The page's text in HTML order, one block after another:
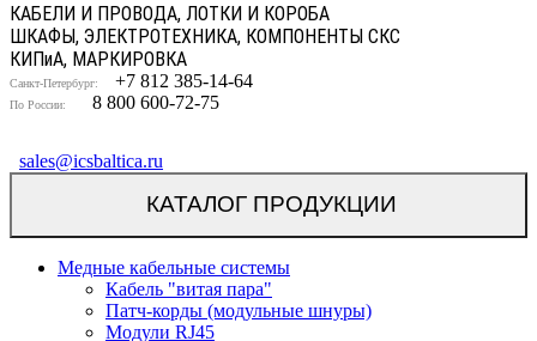
КАБЕЛИ И ПРОВОДА, ЛОТКИ И КОРОБА
ШКАФЫ, ЭЛЕКТРОТЕХНИКА, КОМПОНЕНТЫ СКС
КИПиА, МАРКИРОВКА
Санкт-Петербург: +7 812 385-14-64
По России: 8 800 600-72-75
sales@icsbaltica.ru
КАТАЛОГ ПРОДУКЦИИ
Медные кабельные системы
Кабель "витая пара"
Патч-корды (модульные шнуры)
Модули RJ45